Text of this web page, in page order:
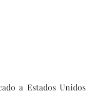
a Estados Unidos